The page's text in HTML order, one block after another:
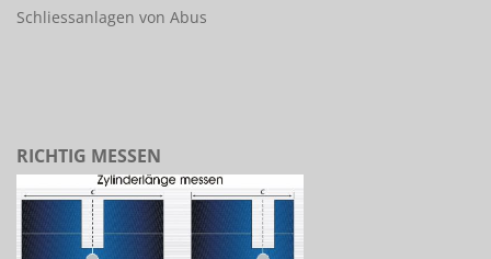
Schliessanlagen von Abus
RICHTIG MESSEN